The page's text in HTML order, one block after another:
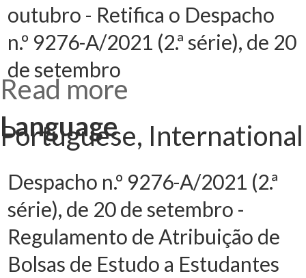
outubro - Retifica o Despacho
n.º 9276-A/2021 (2.ª série), de 20
de setembro
Read more
696/2021 (2.ª
série), de 13
de outubro -
Retifica o
Despacho n.º
9276-A/2021
(2.ª série), de
20 de
setembro
Language
Portuguese, International
Despacho n.º 9276-A/2021 (2.ª
série), de 20 de setembro -
Regulamento de Atribuição de
Bolsas de Estudo a Estudantes